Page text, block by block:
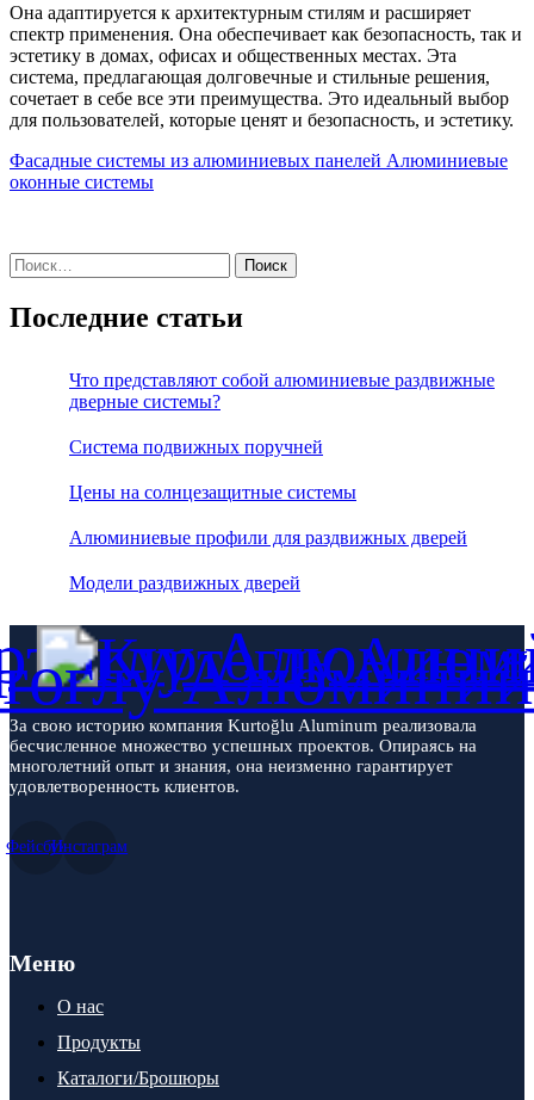
Она адаптируется к архитектурным стилям и расширяет
спектр применения. Она обеспечивает как безопасность, так и
эстетику в домах, офисах и общественных местах. Эта
система, предлагающая долговечные и стильные решения,
сочетает в себе все эти преимущества. Это идеальный выбор
для пользователей, которые ценят и безопасность, и эстетику.
Фасадные системы из алюминиевых панелей Алюминиевые
оконные системы
Найти:
Последние статьи
Что представляют собой алюминиевые раздвижные
дверные системы?
Система подвижных поручней
Цены на солнцезащитные системы
Алюминиевые профили для раздвижных дверей
Модели раздвижных дверей
За свою историю компания Kurtoğlu Aluminum реализовала
бесчисленное множество успешных проектов. Опираясь на
многолетний опыт и знания, она неизменно гарантирует
удовлетворенность клиентов.
ФейсбукИнстаграм
Меню
О нас
Продукты
Каталоги/Брошюры